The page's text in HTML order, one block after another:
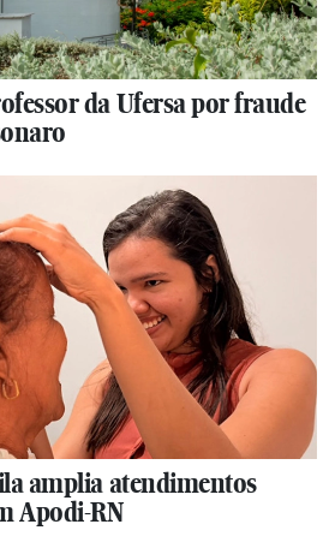
da Ufersa por fraude
amplia atendimentos
Apodi-RN